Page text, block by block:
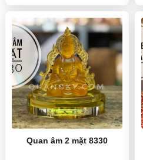
Quan âm 2 mặt 8330